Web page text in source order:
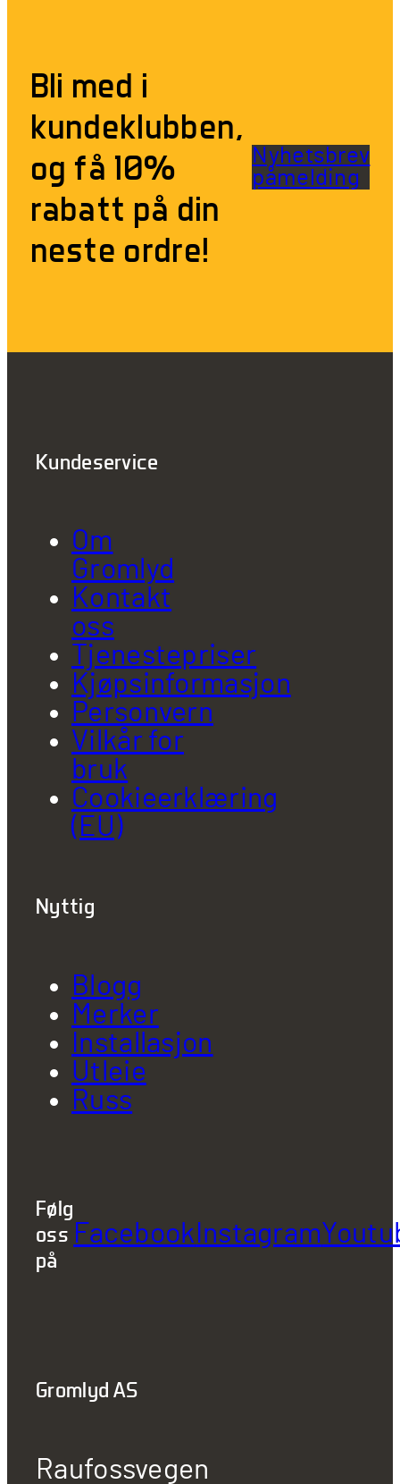
Bli med i
kundeklubben,
og få 10%
rabatt på din
neste ordre!
Nyhetsbrev
påmelding
Kundeservice
Om
Gromlyd
Kontakt
oss
Tjenestepriser
Kjøpsinformasjon
Personvern
Vilkår for
bruk
Cookieerklæring
(EU)
Nyttig
Blogg
Merker
Installasjon
Utleie
Russ
Følg
oss
på
Facebook Instagram
Gromlyd AS
Raufossvegen